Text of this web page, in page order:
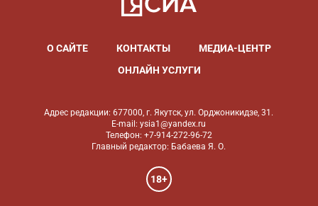
О САЙТЕ КОНТАКТЫ
МЕДИА-ЦЕНТР
ОНЛАЙН УСЛУГИ
Адрес редакции: 677000, г. Якутск, ул. Орджоникидзе, 31.
E-mail: ysia1@yandex.ru
Телефон: +7-914-272-96-72
Главный редактор: Бабаева Я. О.
18+